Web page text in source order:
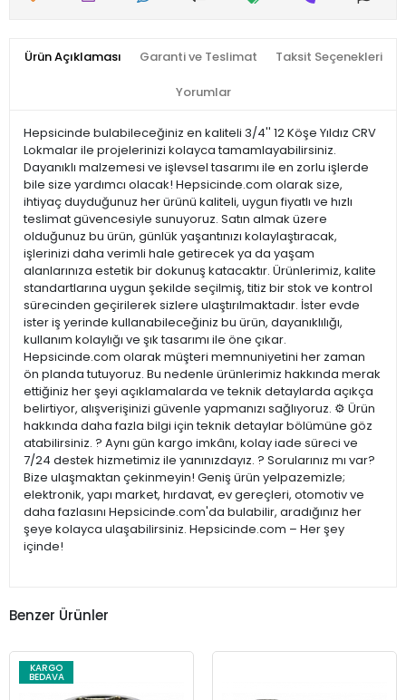
Ürün Açıklaması Garanti ve Teslimat Taksit Seçenekleri
Yorumlar
Hepsicinde bulabileceğiniz en kaliteli 3/4'' 12 Köşe Yıldız CRV
Lokmalar ile projelerinizi kolayca tamamlayabilirsiniz.
Dayanıklı malzemesi ve işlevsel tasarımı ile en zorlu işlerde
bile size yardımcı olacak! Hepsicinde.com olarak size,
ihtiyaç duyduğunuz her ürünü kaliteli, uygun fiyatlı ve hızlı
teslimat güvencesiyle sunuyoruz. Satın almak üzere
olduğunuz bu ürün, günlük yaşantınızı kolaylaştıracak,
işlerinizi daha verimli hale getirecek ya da yaşam
alanlarınıza estetik bir dokunuş katacaktır. Ürünlerimiz, kalite
standartlarına uygun şekilde seçilmiş, titiz bir stok ve kontrol
sürecinden geçirilerek sizlere ulaştırılmaktadır. İster evde
ister iş yerinde kullanabileceğiniz bu ürün, dayanıklılığı,
kullanım kolaylığı ve şık tasarımı ile öne çıkar.
Hepsicinde.com olarak müşteri memnuniyetini her zaman
ön planda tutuyoruz. Bu nedenle ürünlerimiz hakkında merak
ettiğiniz her şeyi açıklamalarda ve teknik detaylarda açıkça
belirtiyor, alışverişinizi güvenle yapmanızı sağlıyoruz. ⚙️ Ürün
hakkında daha fazla bilgi için teknik detaylar bölümüne göz
atabilirsiniz. ? Aynı gün kargo imkânı, kolay iade süreci ve
7/24 destek hizmetimiz ile yanınızdayız. ? Sorularınız mı var?
Bize ulaşmaktan çekinmeyin! Geniş ürün yelpazemizle;
elektronik, yapı market, hırdavat, ev gereçleri, otomotiv ve
daha fazlasını Hepsicinde.com'da bulabilir, aradığınız her
şeye kolayca ulaşabilirsiniz. Hepsicinde.com – Her şey
içinde!
Benzer Ürünler
KARGO
BEDAVA